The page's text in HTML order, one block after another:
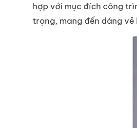
hợp với mục đích công
trọng, mang đến dáng vẻ